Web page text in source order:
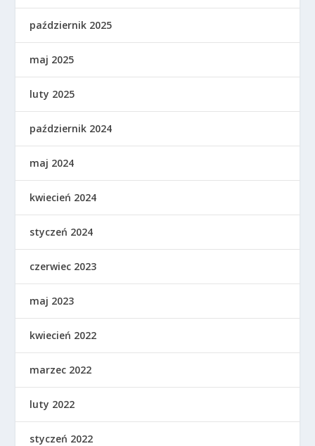
październik 2025
maj 2025
luty 2025
październik 2024
maj 2024
kwiecień 2024
styczeń 2024
czerwiec 2023
maj 2023
kwiecień 2022
marzec 2022
luty 2022
styczeń 2022